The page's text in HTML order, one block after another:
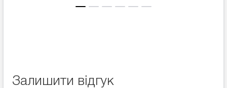
Залишити відгук